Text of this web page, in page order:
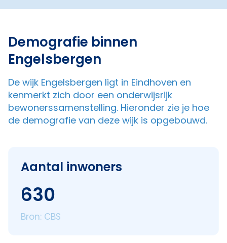
Demografie binnen
Engelsbergen
De wijk Engelsbergen ligt in Eindhoven en
kenmerkt zich door een onderwijsrijk
bewonerssamenstelling. Hieronder zie je hoe
de demografie van deze wijk is opgebouwd.
Aantal inwoners
630
Bron: CBS